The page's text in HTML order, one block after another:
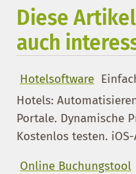
Diese
auch
Hotelsoftware
Hotels:
Portale. Dynamische
Kostenlos testen.
Online Buchungstool